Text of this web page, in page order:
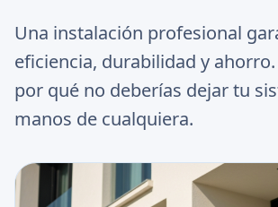
Una instalación profesional
eficiencia, durabilidad y
por qué no deberías dejar tu
manos de cualquiera.